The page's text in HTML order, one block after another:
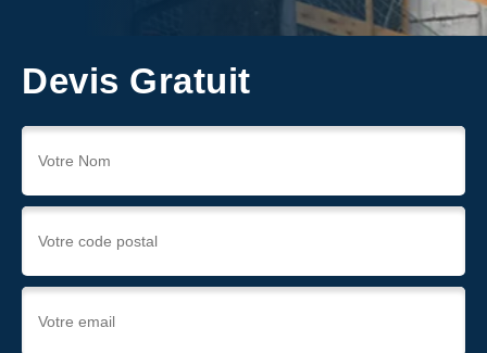
Devis Gratuit